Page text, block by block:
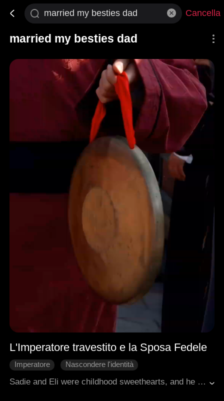
Cancella
married my besties dad
L'Imperatore travestito e la Sposa Fedele
Imperatore
Nascondere l'identità
Romanzo antico
Sadie and Eli were childhood sweethearts, and he vowed to marry her once he succeeded. Piper, the chancellor's daughter, sneered at Sadie's lowly status, insisting Eli would wed her instead. Heartbroken, Sadie married a beggar by the roadside, braving public scorn to build a life with him, not knowing the beggar was the emperor in disguise.